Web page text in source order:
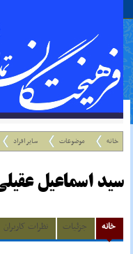
خانه موضوعات سایر افراد
سید اسماعیل
خانه جزئیات نظرات کاربران